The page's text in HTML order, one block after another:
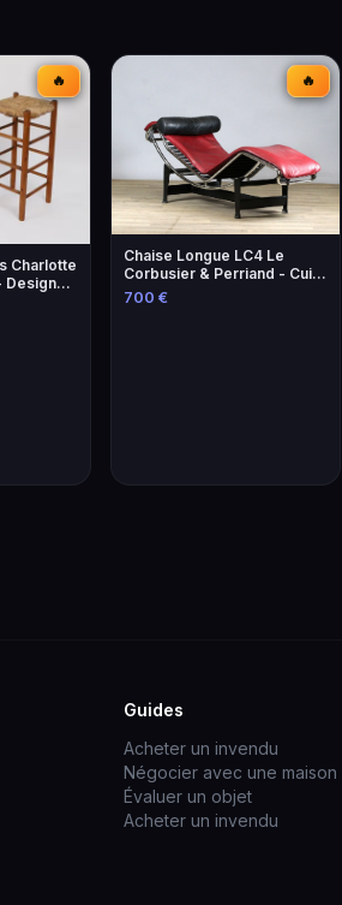
🔥
Charlotte
Design
🔥
Chaise Longue LC4 Le
Corbusier & Perriand - Cuir
Lie-de-Vin
700 €
Guides
Acheter un invendu
Négocier avec une
Évaluer un objet
Acheter un invendu